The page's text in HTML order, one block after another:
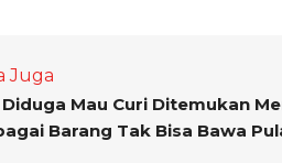
Juga
Mau Curi Ditemukan
Barang Tak Bisa Bawa